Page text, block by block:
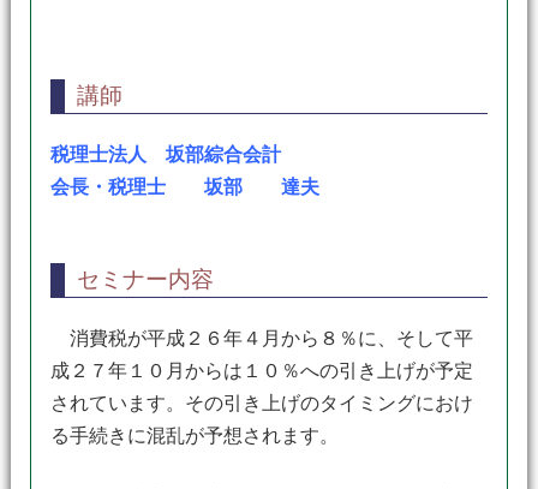
講師
税理士法人 坂部綜合会計
会長・税理士 坂部 達夫
セミナー内容
消費税が平成２６年４月から８％に、そして平
成２７年１０月からは１０％への引き上げが予定
されています。その引き上げのタイミングにおけ
る手続きに混乱が予想されます。